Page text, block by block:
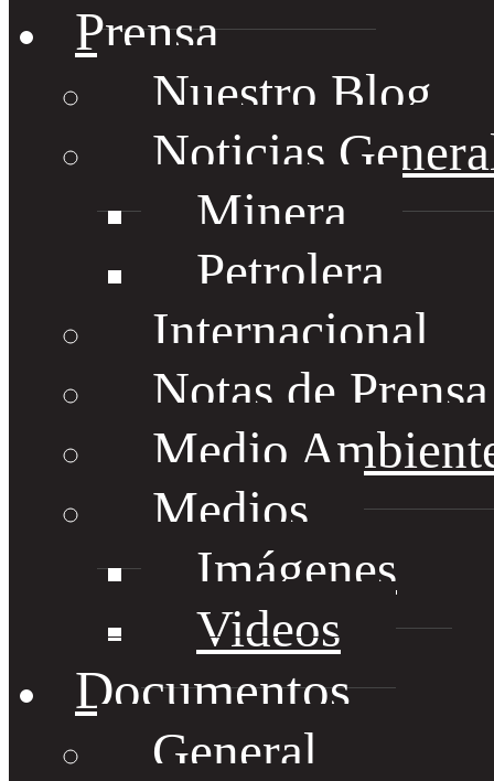
Prensa
Nuestro Blog
Noticias
Minera
Petrolera
Internacional
Notas de
Medio
Medios
Imágenes
Videos
Documentos
General